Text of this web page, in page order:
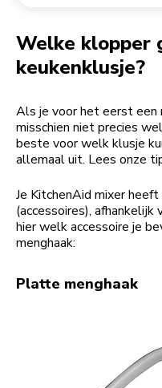
Welke klopper
keukenklusje?
Als je voor het eerst een
misschien niet precies
beste voor welk klusje
allemaal uit. Lees onze
Je KitchenAid mixer
(accessoires),
hier welk accessoire je
menghaak:
Platte menghaak